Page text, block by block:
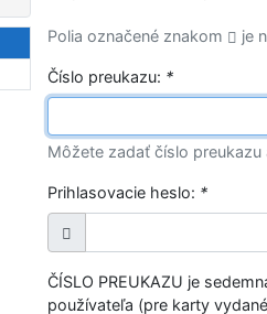
Polia označené znakom je
Číslo preukazu: *
Môžete zadať číslo
Prihlasovacie heslo: *
ČÍSLO PREUKAZU je
používateľa (pre karty